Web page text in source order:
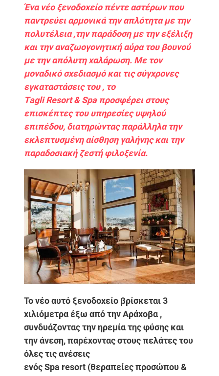
Ένα νέο ξενοδοχείο πέντε αστέρων που
παντρεύει αρμονικά την απλότητα με την
πολυτέλεια ,την παράδοση με την εξέλιξη
και την αναζωογονητική αύρα του βουνού
με την απόλυτη χαλάρωση. Με τον
μοναδικό σχεδιασμό και τις σύγχρονες
εγκαταστάσεις του , το
Τagli Resort & Spa προσφέρει στους
επισκέπτες του υπηρεσίες υψηλού
επιπέδου, διατηρώντας παράλληλα την
εκλεπτυσμένη αίσθηση γαλήνης και την
παραδοσιακή ζεστή φιλοξενία.
Το νέο αυτό ξενοδοχείο βρίσκεται 3
χιλιόμετρα έξω από την Αράχοβα ,
συνδυάζοντας την ηρεμία της φύσης και
την άνεση, παρέχοντας στους πελάτες του
όλες τις ανέσεις
ενός Spa resort (θεραπείες προσώπου &